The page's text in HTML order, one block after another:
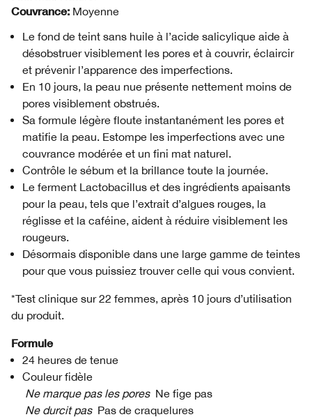
Couvrance: Moyenne
Le fond de teint sans huile à l’acide salicylique aide à
désobstruer visiblement les pores et à couvrir, éclaircir
et prévenir l’apparence des imperfections.
En 10 jours, la peau nue présente nettement moins de
pores visiblement obstrués.
Sa formule légère floute instantanément les pores et
matifie la peau. Estompe les imperfections avec une
couvrance modérée et un fini mat naturel.
Contrôle le sébum et la brillance toute la journée.
Le ferment Lactobacillus et des ingrédients apaisants
pour la peau, tels que l’extrait d’algues rouges, la
réglisse et la caféine, aident à réduire visiblement les
rougeurs.
Désormais disponible dans une large gamme de teintes
pour que vous puissiez trouver celle qui vous convient.
*Test clinique sur 22 femmes, après 10 jours d’utilisation
du produit.
Formule
24 heures de tenue
Couleur fidèle
Ne marque pas les pores Ne fige pas
Ne durcit pas Pas de craquelures